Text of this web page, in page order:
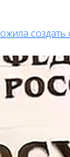
создать